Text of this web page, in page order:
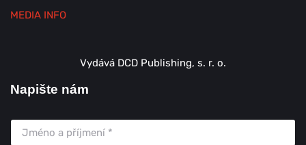
MEDIA INFO
Vydává DCD Publishing, s. r. o.
Napište nám